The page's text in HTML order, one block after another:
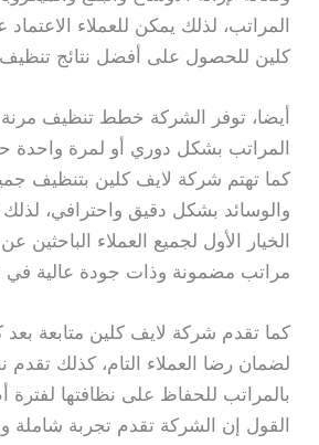
المراتب، لذلك يمكن للعملاء
كلين للحصول على أفضل نتائج
أيضا، توفر الشركة خطط تنظيف
المراتب بشكل دوري أو لمرة واحدة
كما تهتم شركة لايف كلين بتنظيف
والوسائد بشكل دقيق واحترافي،
الخيار الأول لجميع العملاء
مراتب مضمونة وذات جودة عالية في
كما تقدم شركة لايف كلين متابعة
لضمان رضا العملاء التام، كذلك تقدم
بالمراتب للحفاظ على نظافتها
القول إن الشركة تقدم تجربة شاملة